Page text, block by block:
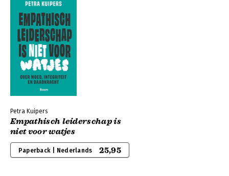
Petra Kuipers
Empathisch leiderschap is
niet voor watjes
Paperback | Nederlands 25,95